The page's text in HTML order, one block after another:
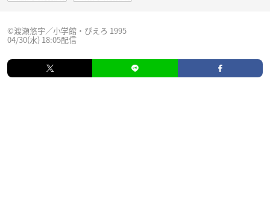
©渡瀬悠宇／小学館・ぴえろ 1995
04/30(水) 18:05配信